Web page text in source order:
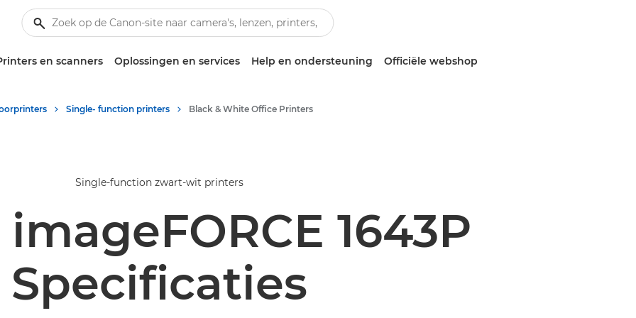
en scanners Oplossingen en services Help en ondersteuning Officiële webshop
Single- function printers Black & White Office Printers
Single-function zwart-wit printers
1643P
Specificaties